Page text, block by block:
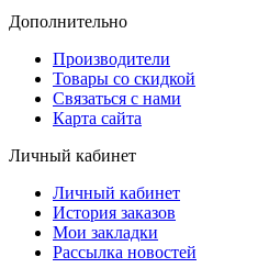
Дополнительно
Производители
Товары со скидкой
Связаться с нами
Карта сайта
Личный кабинет
Личный кабинет
История заказов
Мои закладки
Рассылка новостей